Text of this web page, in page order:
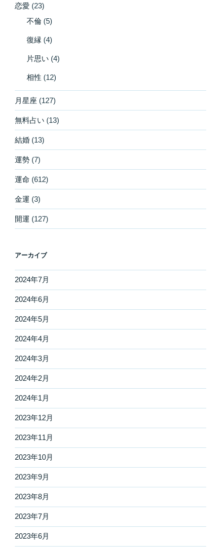
恋愛 (23)
不倫 (5)
復縁 (4)
片思い (4)
相性 (12)
月星座 (127)
無料占い (13)
結婚 (13)
運勢 (7)
運命 (612)
金運 (3)
開運 (127)
アーカイブ
2024年7月
2024年6月
2024年5月
2024年4月
2024年3月
2024年2月
2024年1月
2023年12月
2023年11月
2023年10月
2023年9月
2023年8月
2023年7月
2023年6月